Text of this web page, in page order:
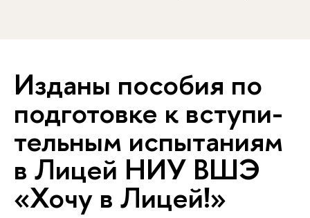
Изданы пособия по
подготовке к всту­пи­
тель­ным испытаниям
в Лицей НИУ ВШЭ
«Хочу в Лицей!»